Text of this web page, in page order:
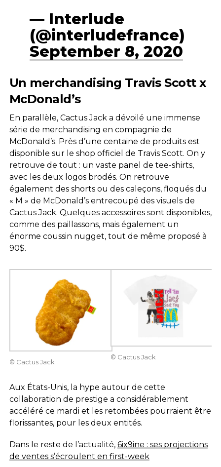
— Interlude
(@interludefrance)
September 8, 2020
Un merchandising Travis Scott x
McDonald’s
En parallèle, Cactus Jack a dévoilé une immense
série de merchandising en compagnie de
McDonald’s. Près d’une centaine de produits est
disponible sur le shop officiel de Travis Scott. On y
retrouve de tout : un vaste panel de tee-shirts,
avec les deux logos brodés. On retrouve
également des shorts ou des caleçons, floqués du
« M » de McDonald’s entrecoupé des visuels de
Cactus Jack. Quelques accessoires sont disponibles,
comme des paillassons, mais également un
énorme coussin nugget, tout de même proposé à
90$.
© Cactus Jack
© Cactus Jack
Aux États-Unis, la hype autour de cette
collaboration de prestige a considérablement
accéléré ce mardi et les retombées pourraient être
florissantes, pour les deux entités.
Dans le reste de l’actualité, 6ix9ine : ses projections
de ventes s’écroulent en first-week